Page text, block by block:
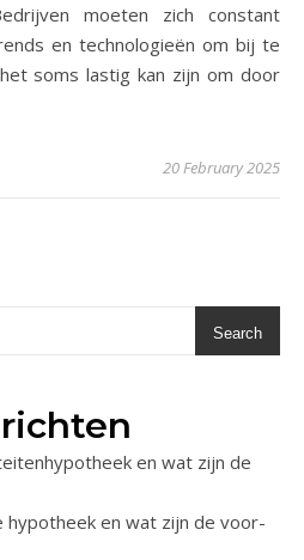
moeten zich constant
en technologieën om bij te
soms lastig kan zijn om door
20 February 2025
Search
en wat zijn de
hypotheek en wat zijn de voor-